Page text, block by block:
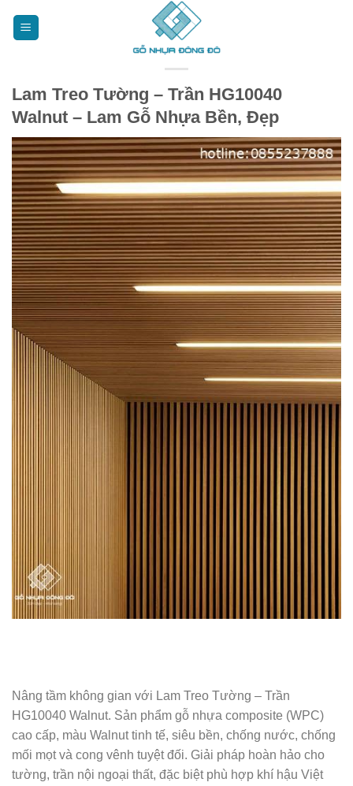
Lam Treo Tường – Trần HG10040
Walnut – Lam Gỗ Nhựa Bền, Đẹp
Nâng tầm không gian với Lam Treo Tường – Trần
HG10040 Walnut. Sản phẩm gỗ nhựa composite (WPC)
cao cấp, màu Walnut tinh tế, siêu bền, chống nước, chống
mối mọt và cong vênh tuyệt đối. Giải pháp hoàn hảo cho
tường, trần nội ngoại thất, đặc biệt phù hợp khí hậu Việt